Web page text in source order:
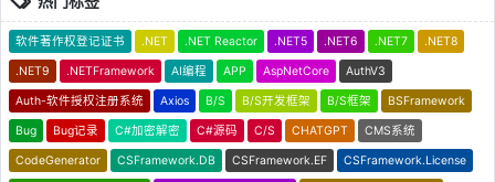
软件著作权登记证书 .NET .NET Reactor .NET5 .NET6 .NET7 .NET8
.NET9 .NETFramework AI编程 APP AspNetCore AuthV3
Auth-软件授权注册系统 Axios B/S B/S开发框架 B/S框架 BSFramework
Bug Bug记录 C#加密解密 C#源码 C/S CHATGPT CMS系统
CodeGenerator CSFramework.DB CSFramework.EF CSFramework.License